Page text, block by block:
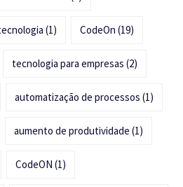
(1) CodeOn (19)
tecnologia para empresas (2)
automatização de processos (1)
aumento de produtividade (1)
CodeON (1)